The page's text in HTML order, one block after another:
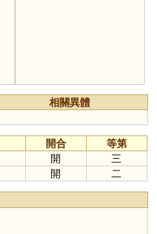
相關異體
開合
等第
開
三
開 二